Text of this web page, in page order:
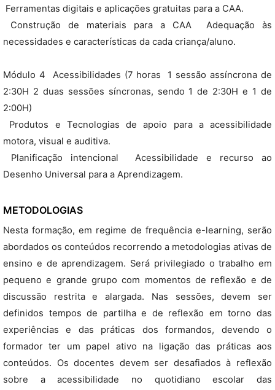
 Ferramentas digitais e aplicações gratuitas para a CAA.
 Construção de materiais para a CAA  Adequação às
necessidades e características da cada criança/aluno.
Módulo 4  Acessibilidades (7 horas  1 sessão assíncrona de
2:30H 2 duas sessões síncronas, sendo 1 de 2:30H e 1 de
2:00H)
 Produtos e Tecnologias de apoio para a acessibilidade
motora, visual e auditiva.
 Planificação intencional  Acessibilidade e recurso ao
Desenho Universal para a Aprendizagem.
METODOLOGIAS
Nesta formação, em regime de frequência e-learning, serão
abordados os conteúdos recorrendo a metodologias ativas de
ensino e de aprendizagem. Será privilegiado o trabalho em
pequeno e grande grupo com momentos de reflexão e de
discussão restrita e alargada. Nas sessões, devem ser
definidos tempos de partilha e de reflexão em torno das
experiências e das práticas dos formandos, devendo o
formador ter um papel ativo na ligação das práticas aos
conteúdos. Os docentes devem ser desafiados à reflexão
sobre a acessibilidade no quotidiano escolar das